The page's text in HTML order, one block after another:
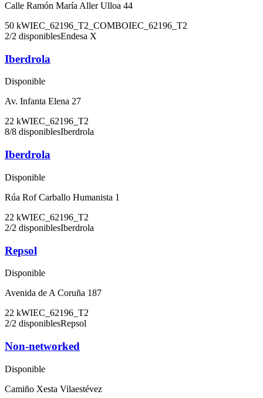
Calle Ramón María Aller Ulloa 44
50 kWIEC_62196_T2_COMBOIEC_62196_T2
2/2 disponiblesEndesa X
Iberdrola
Disponible
Av. Infanta Elena 27
22 kWIEC_62196_T2
8/8 disponiblesIberdrola
Iberdrola
Disponible
Rúa Rof Carballo Humanista 1
22 kWIEC_62196_T2
2/2 disponiblesIberdrola
Repsol
Disponible
Avenida de A Coruña 187
22 kWIEC_62196_T2
2/2 disponiblesRepsol
Non-networked
Disponible
Camiño Xesta Vilaestévez